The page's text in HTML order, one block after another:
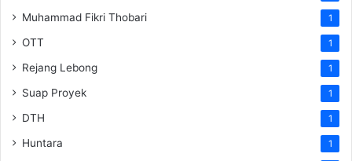
Muhammad Fikri Thobari 1
OTT 1
Rejang Lebong 1
Suap Proyek 1
DTH 1
Huntara 1